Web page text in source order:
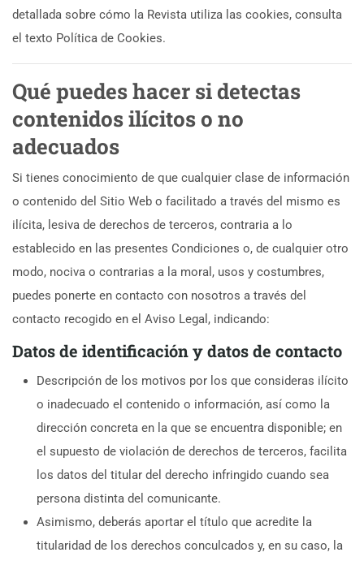
detallada sobre cómo la Revista utiliza las cookies, consulta
el texto Política de Cookies.
Qué puedes hacer si detectas
contenidos ilícitos o no
adecuados
Si tienes conocimiento de que cualquier clase de información
o contenido del Sitio Web o facilitado a través del mismo es
ilícita, lesiva de derechos de terceros, contraria a lo
establecido en las presentes Condiciones o, de cualquier otro
modo, nociva o contrarias a la moral, usos y costumbres,
puedes ponerte en contacto con nosotros a través del
contacto recogido en el Aviso Legal, indicando:
Datos de identificación y datos de contacto
Descripción de los motivos por los que consideras ilícito
o inadecuado el contenido o información, así como la
dirección concreta en la que se encuentra disponible; en
el supuesto de violación de derechos de terceros, facilita
los datos del titular del derecho infringido cuando sea
persona distinta del comunicante.
Asimismo, deberás aportar el título que acredite la
titularidad de los derechos conculcados y, en su caso, la